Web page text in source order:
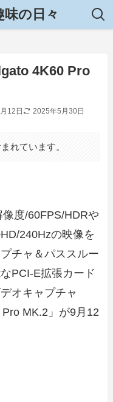
の日々
4K60 Pro
12日 2025年5月30日
れています。
像度/60FPS/HDRや
240Hzの映像を
チャ＆パススルー
PCI-E拡張カード
オキャプチャ
Pro MK.2」が9月12